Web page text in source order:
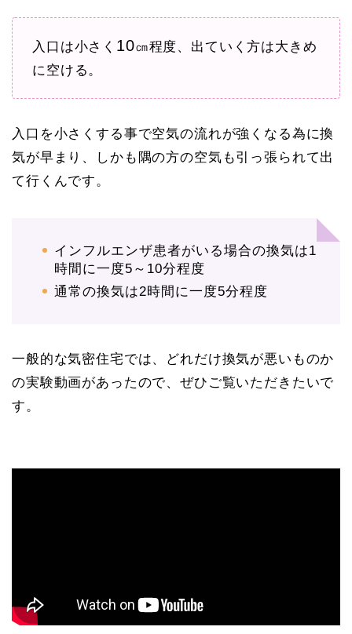
入口は小さく 10㎝程度、出ていく方は大きめ
に空ける。
入口を小さくする事で空気の流れが強くなる為に換
気が早まり、しかも隅の方の空気も引っ張られて出
て行くんです。
インフルエンザ患者がいる場合の換気は1
時間に一度5～10分程度
通常の換気は2時間に一度5分程度
一般的な気密住宅では、どれだけ換気が悪いものか
の実験動画があったので、ぜひご覧いただきたいで
す。